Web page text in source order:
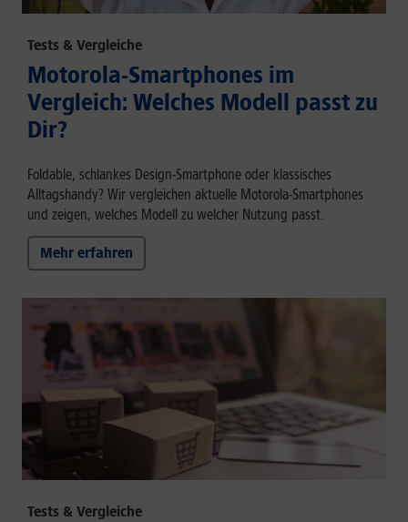
Tests & Vergleiche
Motorola-Smartphones im
Vergleich: Welches Modell passt zu
Dir?
Foldable, schlankes Design-Smartphone oder klassisches
Alltagshandy? Wir vergleichen aktuelle Motorola-Smartphones
und zeigen, welches Modell zu welcher Nutzung passt.
Mehr erfahren
Tests & Vergleiche